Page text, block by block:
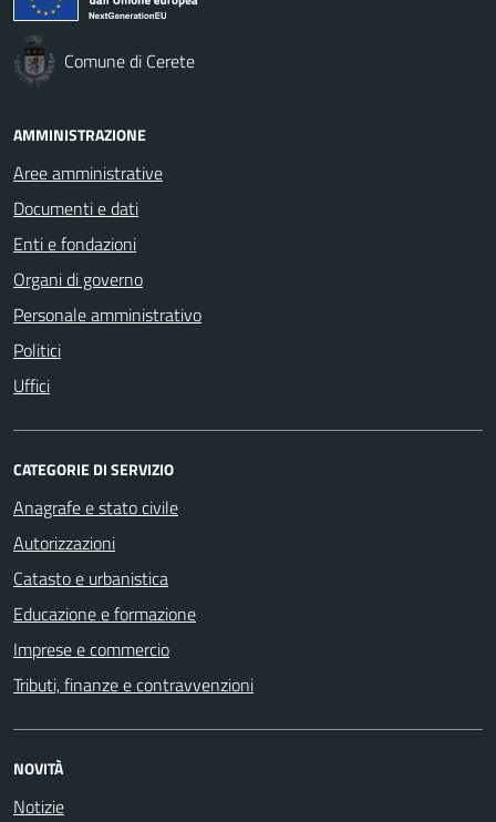
Comune di Cerete
AMMINISTRAZIONE
Aree amministrative
Documenti e dati
Enti e fondazioni
Organi di governo
Personale amministrativo
Politici
Uffici
CATEGORIE DI SERVIZIO
Anagrafe e stato civile
Autorizzazioni
Catasto e urbanistica
Educazione e formazione
Imprese e commercio
Tributi, finanze e contravvenzioni
NOVITÀ
Notizie